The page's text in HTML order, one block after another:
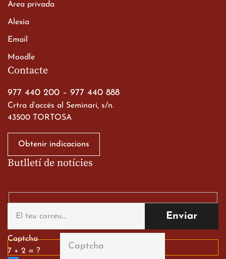
Viatge de 2n de Batxillerat
alumnes al Tortosa
English Festival
13 de març de 2026
Contacte
977 440 200 – 977 440 888
Crtra d’accés al Seminari, s/n.
43500 TORTOSA
Obtenir indicacions
Àrea privada
Alexia
Email
Moodle
Butlletí de notícies
Captcha
7 + 2 = ?